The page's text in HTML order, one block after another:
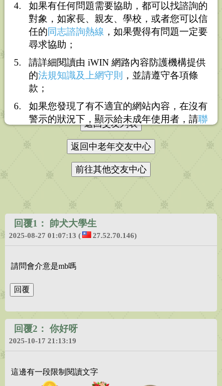
打賞
送花
回覆1： 帥犬大學生
2025-08-27 01:07:13 ( 27.52.70.146)
請問會介意是mb嗎
回覆2： 你好呀
2025-10-17 21:13:19
這邊有一段限制閱讀文字
如果有任何問題需要協助，都可以找諮詢的
對象，如家長、親友、學校，或者您可以信
任的同志諮詢熱線 ，如果覺得有問題一定要
尋求協助；
請詳細閱讀由 iWIN 網路內容防護機構提供
的法規知識及上網守則
，並請遵守各項條
款；
如果您發現了有不適宜的網站內容，在沒有
警示的狀況下，顯示給未成年使用者，請聯
，謝謝您的合作。